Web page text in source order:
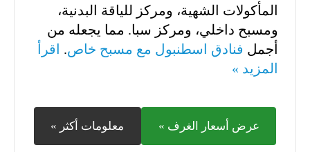
المأكولات الشهية، ومركز للياقة البدنية،
ومسبح داخلي، ومركز سبا. مما يجعله من
أجمل فنادق اسطنبول مع مسبح خاص.
اقرأ
المزيد »
عرض أسعار الغرف » معلومات أكثر »